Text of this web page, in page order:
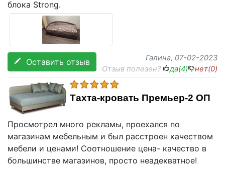
блока Strong.
Оставить отзыв Галина, 07-02-2023
Отзыв полезен?
да(4) нет(0)
Тахта-кровать Премьер-2 ОП
Просмотрел много рекламы, проехался по
магазинам мебельным и был расстроен качеством
мебели и ценами! Соотношение цена- качество в
большинстве магазинов, просто неадекватное!